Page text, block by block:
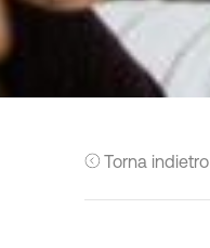
Torna indietro